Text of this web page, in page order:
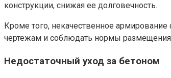
конструкции, снижая ее долговечность.
Кроме того, некачественное
чертежам и соблюдать нормы
Недостаточный уход за бетоном